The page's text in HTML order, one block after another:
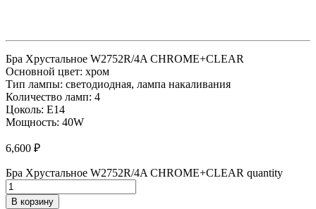
Бра Хрустальное W2752R/4A CHROME+CLEAR
Основной цвет: хром
Тип лампы: светодиодная, лампа накаливания
Количество ламп: 4
Цоколь: E14
Мощность: 40W
6,600 ₽
Бра Хрустальное W2752R/4A CHROME+CLEAR quantity
В корзину